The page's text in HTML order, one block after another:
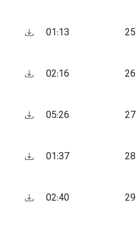
01:13
02:16
05:26
01:37
02:40